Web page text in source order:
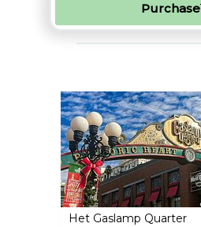
Purchase
Het Gaslamp Quarter